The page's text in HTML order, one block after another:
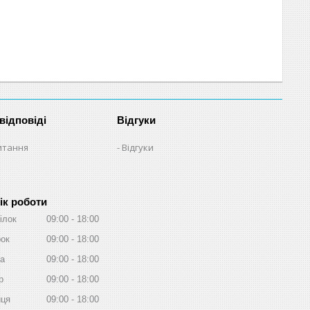
Відгуки
Відгуки
роботи
09:00
18:00
09:00
18:00
09:00
18:00
09:00
18:00
09:00 18:00